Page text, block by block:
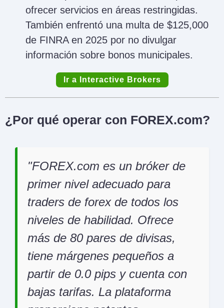
ofrecer servicios en áreas restringidas.
También enfrentó una multa de $125,000
de FINRA en 2025 por no divulgar
información sobre bonos municipales.
Ir a Interactive Brokers
¿Por qué operar con FOREX.com?
FOREX.com es un bróker de
primer nivel adecuado para
traders de forex de todos los
niveles de habilidad. Ofrece
más de 80 pares de divisas,
tiene márgenes pequeños a
partir de 0.0 pips y cuenta con
bajas tarifas. La plataforma